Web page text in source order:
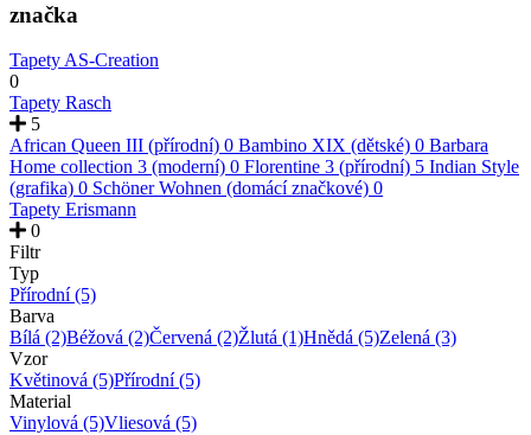
značka
Tapety AS-Creation
0
Tapety Rasch
5
African Queen III (přírodní) 0 Bambino XIX (dětské) 0 Barbara
Home collection 3 (moderní) 0 Florentine 3 (přírodní) 5 Indian Style
(grafika) 0 Schöner Wohnen (domácí značkové) 0
Tapety Erismann
0
Filtr
Typ
Přírodní(5)
Barva
Bílá (2)Béžová (2)Červená (2)Žlutá (1)Hnědá (5)Zelená (3)
Vzor
Květinová (5)Přírodní(5)
Material
Vinylová (5)Vliesová (5)